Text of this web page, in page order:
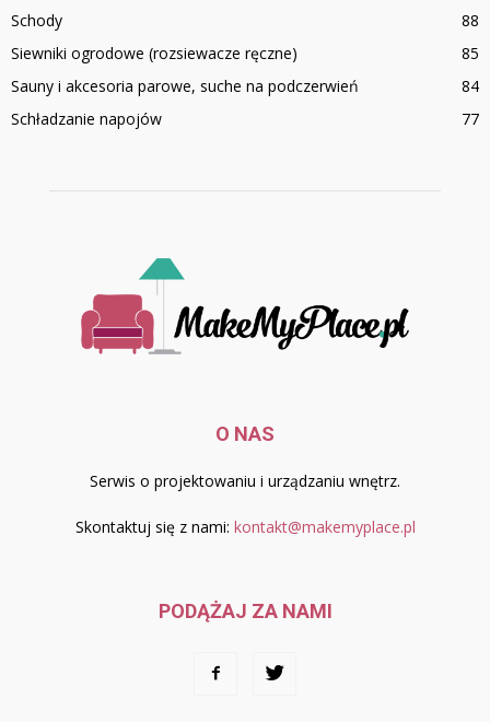
Schody
88
Siewniki ogrodowe (rozsiewacze ręczne)
85
Sauny i akcesoria parowe, suche na podczerwień
84
Schładzanie napojów
77
O NAS
Serwis o projektowaniu i urządzaniu wnętrz.
Skontaktuj się z nami: kontakt@makemyplace.pl
PODĄŻAJ ZA NAMI